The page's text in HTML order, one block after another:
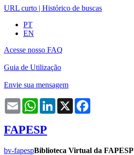
URL curto | Histórico de buscas
PT
EN
Acesse nosso FAQ
Guia de Utilização
Envie sua mensagem
Email WhatsAppLinkedIn
X
FAPESP
bv-fapespBiblioteca Virtual da FAPESP